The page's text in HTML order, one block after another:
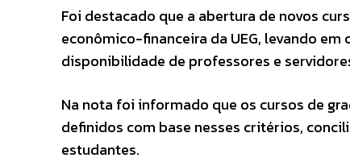
Foi destacado que a abertura de novos
econômico-financeira da UEG, levando
disponibilidade de professores e
Na nota foi informado que os cursos de
definidos com base nesses critérios,
estudantes.